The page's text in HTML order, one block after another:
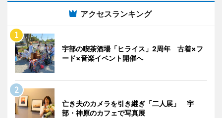
アクセスランキング
宇部の喫茶酒場「ヒライス」2周年 古着×フ
ード×音楽イベント開催へ
亡き夫のカメラを引き継ぎ「二人展」 宇
部・神原のカフェで写真展